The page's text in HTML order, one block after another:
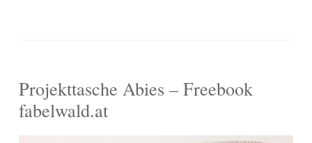
Projekttasche Abies – Freebook
fabelwald.at